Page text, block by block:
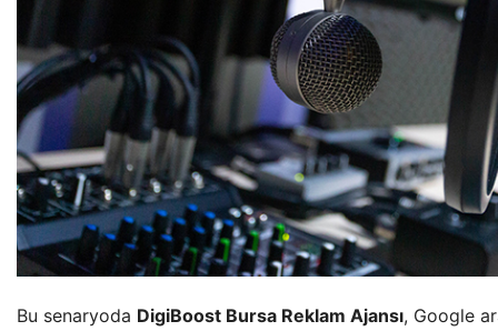
Bu senaryoda DigiBoost Bursa Reklam Ajansı, Google